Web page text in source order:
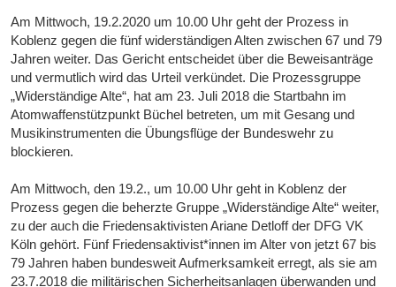
Am Mittwoch, 19.2.2020 um 10.00 Uhr geht der Prozess in
Koblenz gegen die fünf widerständigen Alten zwischen 67 und 79
Jahren weiter. Das Gericht entscheidet über die Beweisanträge
und vermutlich wird das Urteil verkündet. Die Prozessgruppe
„Widerständige Alte“, hat am 23. Juli 2018 die Startbahn im
Atomwaffenstützpunkt Büchel betreten, um mit Gesang und
Musikinstrumenten die Übungsflüge der Bundeswehr zu
blockieren.
Am Mittwoch, den 19.2., um 10.00 Uhr geht in Koblenz der
Prozess gegen die beherzte Gruppe „Widerständige Alte“ weiter,
zu der auch die Friedensaktivisten Ariane Detloff der DFG VK
Köln gehört. Fünf Friedensaktivist*innen im Alter von jetzt 67 bis
79 Jahren haben bundesweit Aufmerksamkeit erregt, als sie am
23.7.2018 die militärischen Sicherheitsanlagen überwanden und